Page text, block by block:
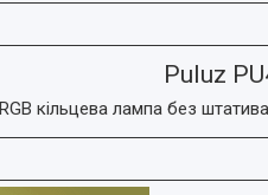
Puluz
RGB кільцева лампа без